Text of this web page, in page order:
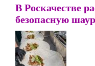
В Роскачестве
безопасную